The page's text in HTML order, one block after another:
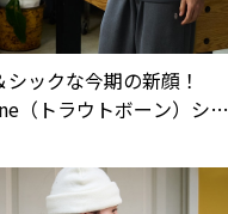
ックな今期の新顔！
（トラウトボーン）シリ